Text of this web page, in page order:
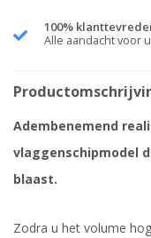
100%
Alle aandacht voor u
Adembenemend
vlaggenschipmodel
blaast.
Zodra u het volume